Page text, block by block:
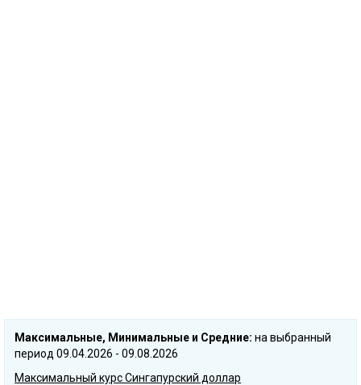
Mаксимальные, Mинимальные и Cредние: на выбранный
период 09.04.2026 - 09.08.2026
Максимальный курс Сингапурский доллар